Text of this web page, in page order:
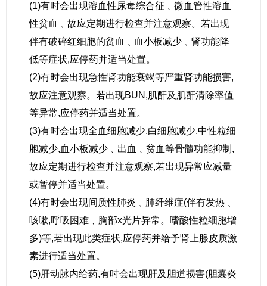
(1)有时会出现溶血性尿毒综合征﹑微血管性溶血
性贫血﹑故应定期进行检查并注意观察。若出现
伴有破碎红细胞的贫血﹑血小板减少﹑肾功能降
低等症状,应停药并适当处置。
(2)有时会出现急性肾功能衰竭等严重肾功能损害,
故应注意观察。若出现BUN,肌酐及肌酐清除率值
等异常,应停药并适当处置。
(3)有时会出现全血细胞减少,白细胞减少,中性粒细
胞减少,血小板减少﹑出血﹑贫血等骨髓功能抑制,
故应定期进行检查并注意观察,若出现异常应减量
或暂停并适当处置。
(4)有时会出现间质性肺炎﹑肺纤维症(伴有发热﹑
咳嗽,呼吸困难﹑胸部x光片异常。嗜酸性粒细胞增
多)等,若出现此类症状,应停药并给予肾上腺皮质激
素进行适当处置。
(5)肝动脉内给药,有时会出现肝及胆道损害(胆囊炎